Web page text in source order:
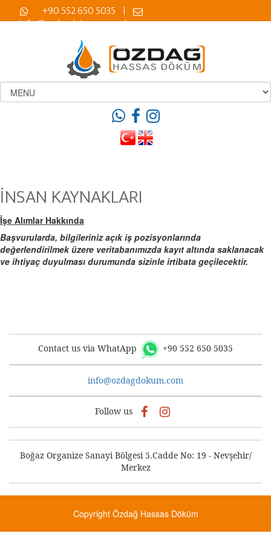
+90 552 650 5035 |
info@ozdagdokum.com |
İNSAN KAYNAKLARI
İşe Alımlar Hakkında
Başvurularda, bilgileriniz açık iş pozisyonlarında
değerlendirilmek üzere veritabanımızda kayıt altında saklanacak
ve ihtiyaç duyulması durumunda sizinle irtibata geçilecektir.
Contact us via WhatApp +90 552 650 5035
info@ozdagdokum.com
Follow us
Boğaz Organize Sanayi Bölgesi 5.Cadde No: 19 - Nevşehir/
Merkez
Copyright Özdağ Hassas Döküm